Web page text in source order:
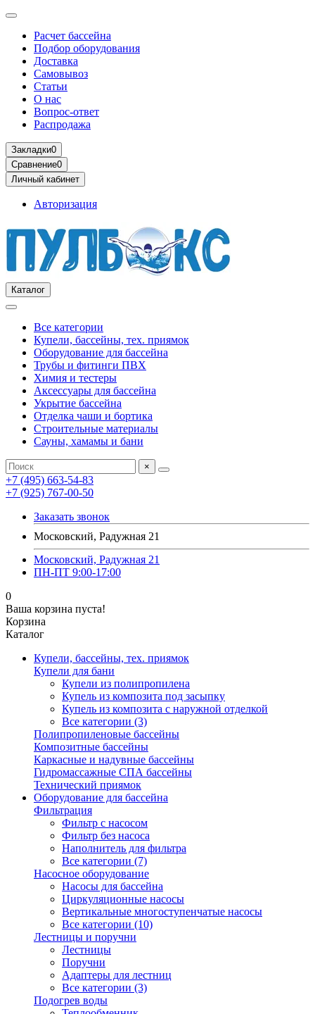
Расчет бассейна
Подбор оборудования
Доставка
Самовывоз
Статьи
О нас
Вопрос-ответ
Распродажа
Закладки0
Сравнение0
Личный кабинет
Авторизация
Каталог
Все категории
Купели, бассейны, тех. приямок
Оборудование для бассейна
Трубы и фитинги ПВХ
Химия и тестеры
Аксессуары для бассейна
Укрытие бассейна
Отделка чаши и бортика
Строительные материалы
Сауны, хамамы и бани
×
+7 (495) 663-54-83
+7 (925) 767-00-50
Заказать звонок
Московский, Радужная 21
Московский, Радужная 21
ПН-ПТ 9:00-17:00
0
Ваша корзина пуста!
Корзина
Каталог
Купели, бассейны, тех. приямок
Купели для бани
Купели из полипропилена
Купель из композита под засыпку
Купель из композита с наружной отделкой
Все категории (3)
Полипропиленовые бассейны
Композитные бассейны
Каркасные и надувные бассейны
Гидромассажные СПА бассейны
Технический приямок
Оборудование для бассейна
Фильтрация
Фильтр с насосом
Фильтр без насоса
Наполнитель для фильтра
Все категории (7)
Насосное оборудование
Насосы для бассейна
Циркуляционные насосы
Вертикальные многоступенчатые насосы
Все категории (10)
Лестницы и поручни
Лестницы
Поручни
Адаптеры для лестниц
Все категории (3)
Подогрев воды